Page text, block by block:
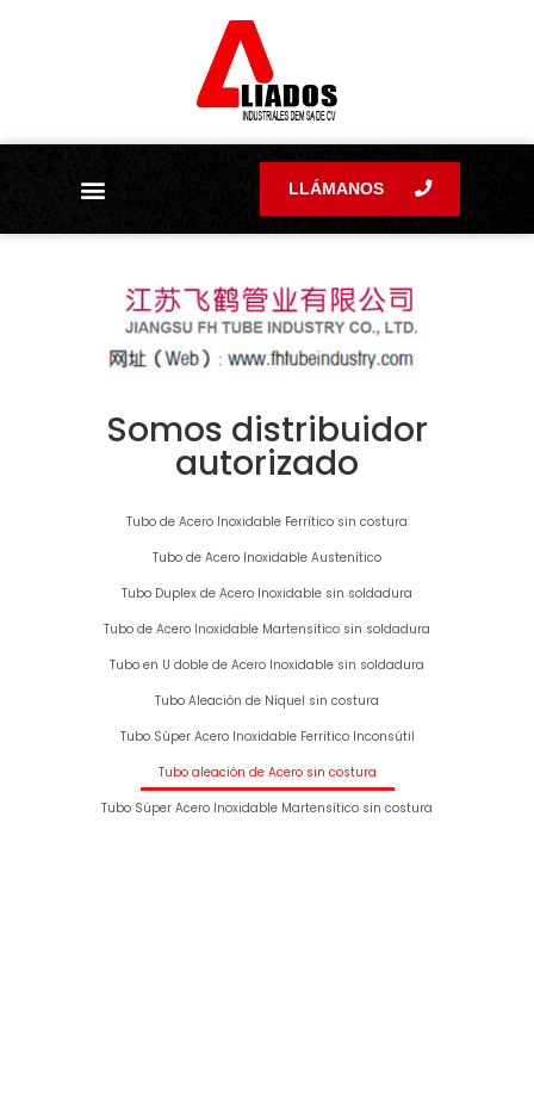
LLÁMANOS
Somos distribuidor
autorizado
Tubo de Acero Inoxidable Ferrítico sin costura
Tubo de Acero Inoxidable Austenítico
Tubo Duplex de Acero Inoxidable sin soldadura
Tubo de Acero Inoxidable Martensítico sin soldadura
Tubo en U doble de Acero Inoxidable sin soldadura
Tubo Aleación de Níquel sin costura
Tubo Súper Acero Inoxidable Ferrítico Inconsútil
Tubo aleación de Acero sin costura
Tubo Súper Acero Inoxidable Martensítico sin costura